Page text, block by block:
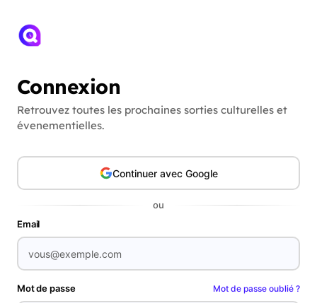
Connexion
Retrouvez toutes les prochaines sorties culturelles et
évenementielles.
Continuer avec Google
ou
Email
Mot de passe Mot de passe oublié ?